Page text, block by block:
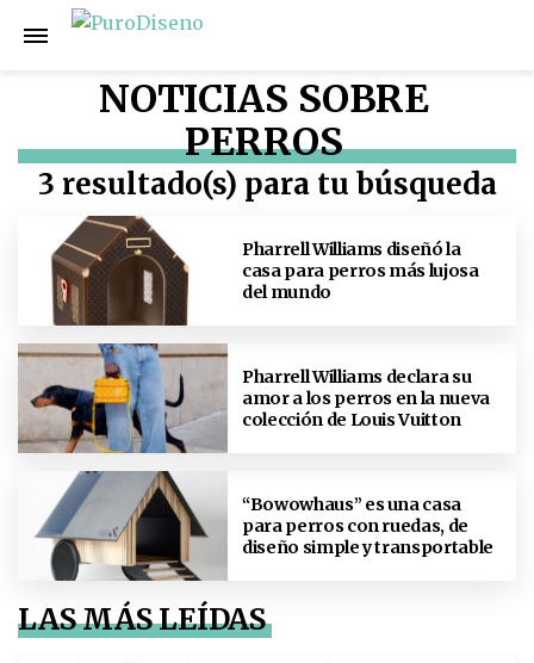
NOTICIAS SOBRE
PERROS
3 resultado(s) para tu búsqueda
Pharrell Williams diseñó la
casa para perros más lujosa
del mundo
Pharrell Williams declara su
amor a los perros en la nueva
colección de Louis Vuitton
“Bowowhaus” es una casa
para perros con ruedas, de
diseño simple y transportable
LAS MÁS LEÍDAS